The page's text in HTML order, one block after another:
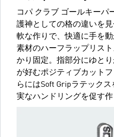
コパ クラブ ゴールキーパ
護神としての格の違いを
軟な作りで、快適に手を
素材のハーフラップリス
かり固定。指部分にゆと
が好むポジティブカット
らにはSoft Gripラテック
実なハンドリングを促す作